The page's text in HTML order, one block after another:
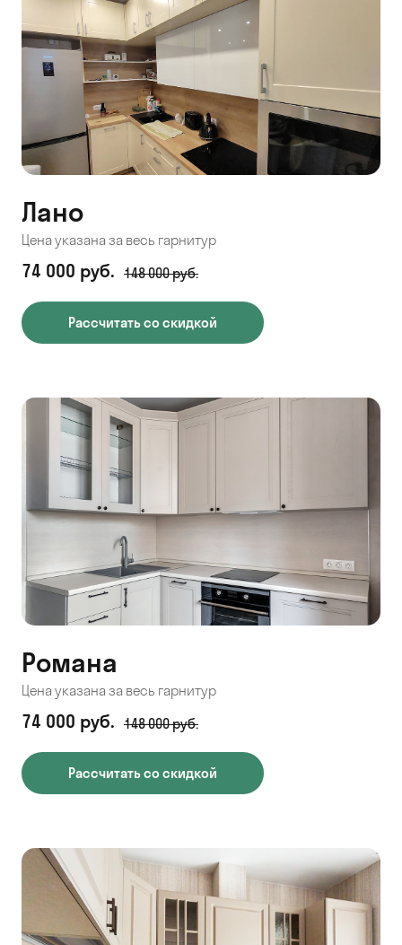
Лано
Цена указана за весь гарнитур
74 000 руб. 148 000 руб.
Рассчитать со скидкой
Романа
Цена указана за весь гарнитур
74 000 руб. 148 000 руб.
Рассчитать со скидкой